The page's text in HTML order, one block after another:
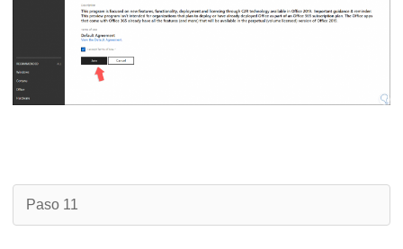
Paso 11